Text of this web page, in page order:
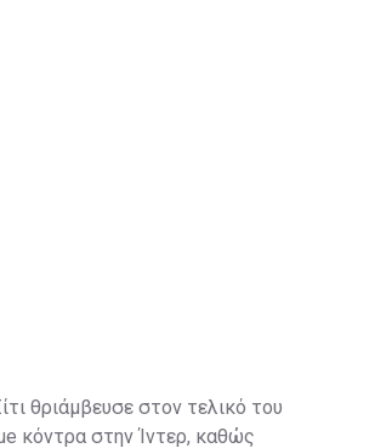
θριάμβευσε στον τελικό του
κόντρα στην Ίντερ, καθώς